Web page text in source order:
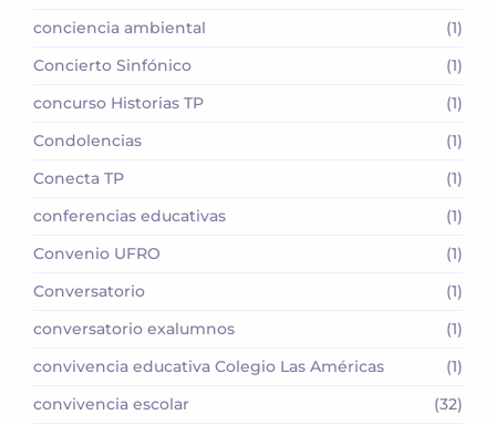
conciencia ambiental
(1)
Concierto Sinfónico
(1)
concurso Historias TP
(1)
Condolencias
(1)
Conecta TP
(1)
conferencias educativas
(1)
Convenio UFRO
(1)
Conversatorio
(1)
conversatorio exalumnos
(1)
convivencia educativa Colegio Las Américas
(1)
convivencia escolar
(32)